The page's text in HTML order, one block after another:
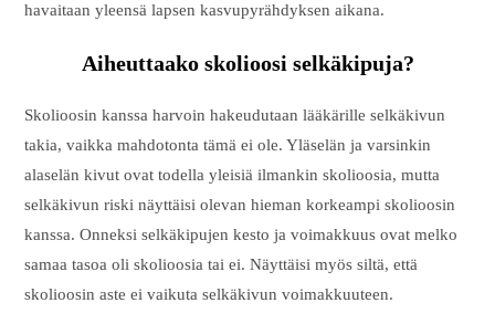
havaitaan yleensä lapsen kasvupyrähdyksen aikana.
Aiheuttaako skolioosi selkäkipuja?
Skolioosin kanssa harvoin hakeudutaan lääkärille selkäkivun
takia, vaikka mahdotonta tämä ei ole. Yläselän ja varsinkin
alaselän kivut ovat todella yleisiä ilmankin skolioosia, mutta
selkäkivun riski näyttäisi olevan hieman korkeampi skolioosin
kanssa. Onneksi selkäkipujen kesto ja voimakkuus ovat melko
samaa tasoa oli skolioosia tai ei. Näyttäisi myös siltä, että
skolioosin aste ei vaikuta selkäkivun voimakkuuteen.